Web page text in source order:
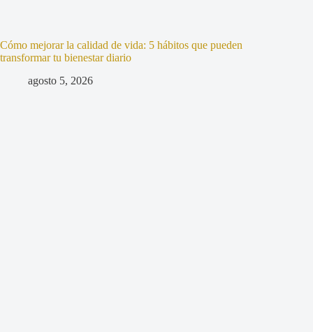
Cómo mejorar la calidad de vida: 5 hábitos que pueden
transformar tu bienestar diario
agosto 5, 2026